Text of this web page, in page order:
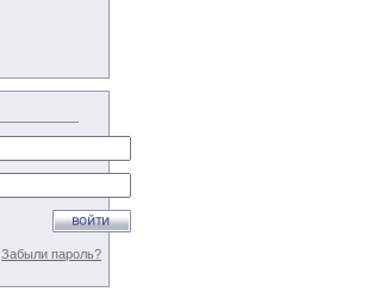
Забыли пароль?